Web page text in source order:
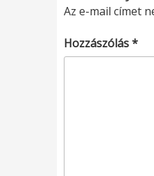
Az e-mail címet
Hozzászólás*